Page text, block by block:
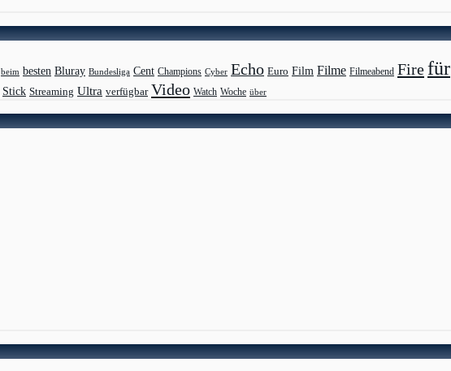
beim besten Bluray Bundesliga Cent Champions Cyber Echo Euro Film Filme Filmeabend Firefür
Stick Streaming Ultra verfügbar Video Watch Woche über